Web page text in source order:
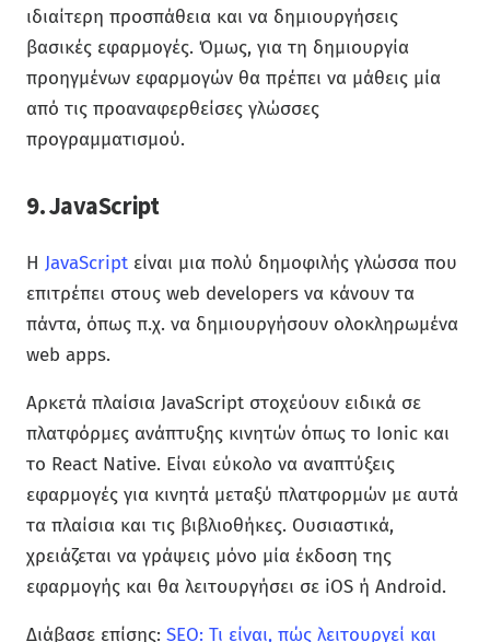
ιδιαίτερη προσπάθεια και να δημιουργήσεις
βασικές εφαρμογές. Όμως, για τη δημιουργία
προηγμένων εφαρμογών θα πρέπει να μάθεις μία
από τις προαναφερθείσες γλώσσες
προγραμματισμού.
9. JavaScript
Η JavaScript είναι μια πολύ δημοφιλής γλώσσα που
επιτρέπει στους web developers να κάνουν τα
πάντα, όπως π.χ. να δημιουργήσουν ολοκληρωμένα
web apps.
Αρκετά πλαίσια JavaScript στοχεύουν ειδικά σε
πλατφόρμες ανάπτυξης κινητών όπως το Ionic και
το React Native. Είναι εύκολο να αναπτύξεις
εφαρμογές για κινητά μεταξύ πλατφορμών με αυτά
τα πλαίσια και τις βιβλιοθήκες. Ουσιαστικά,
χρειάζεται να γράψεις μόνο μία έκδοση της
εφαρμογής και θα λειτουργήσει σε iOS ή Android.
Διάβασε επίσης: SEO: Τι είναι, πώς λειτουργεί και